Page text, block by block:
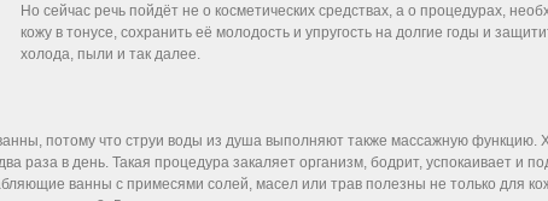
Но сейчас речь пойдёт не о косметических средствах, а о процедурах,
кожу в тонусе, сохранить её молодость и упругость на долгие годы и
холода, пыли и так далее.
потому что струи воды из душа выполняют также массажную функцию.
раза в день. Такая процедура закаляет организм, бодрит, успокаивает и
ванны с примесями солей, масел или трав полезны не только для